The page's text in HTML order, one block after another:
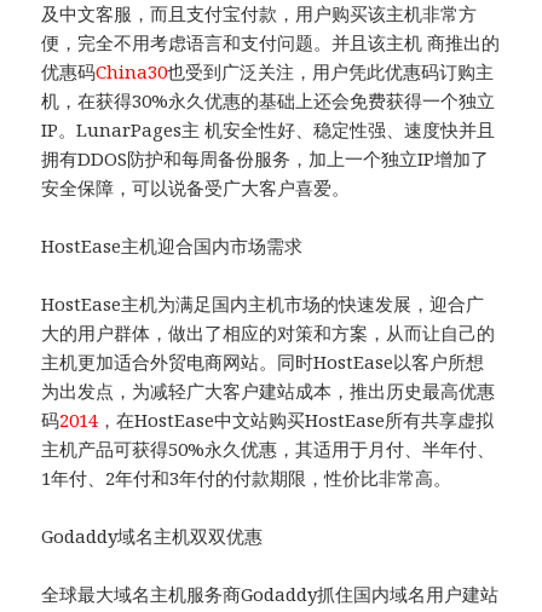
及中文客服，而且支付宝付款，用户购买该主机非常方
便，完全不用考虑语言和支付问题。并且该主机 商推出的
优惠码China30也受到广泛关注，用户凭此优惠码订购主
机，在获得30%永久优惠的基础上还会免费获得一个独立
IP。LunarPages主 机安全性好、稳定性强、速度快并且
拥有DDOS防护和每周备份服务，加上一个独立IP增加了
安全保障，可以说备受广大客户喜爱。
HostEase主机迎合国内市场需求
HostEase主机为满足国内主机市场的快速发展，迎合广
大的用户群体，做出了相应的对策和方案，从而让自己的
主机更加适合外贸电商网站。同时HostEase以客户所想
为出发点，为减轻广大客户建站成本，推出历史最高优惠
码2014 ，在HostEase中文站购买HostEase所有共享虚拟
主机产品可获得50%永久优惠，其适用于月付、半年付、
1年付、2年付和3年付的付款期限，性价比非常高。
Godaddy域名主机双双优惠
全球最大域名主机服务商Godaddy抓住国内域名用户建站